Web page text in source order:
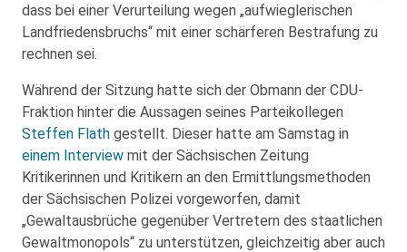
dass bei einer Verurteilung wegen „aufwieglerischen
Landfriedensbruchs“ mit einer schärferen Bestrafung zu
rechnen sei.
Während der Sitzung hatte sich der Obmann der CDU-
Fraktion hinter die Aussagen seines Parteikollegen
Steffen Flath gestellt. Dieser hatte am Samstag in
einem Interview mit der Sächsischen Zeitung
Kritikerinnen und Kritikern an den Ermittlungsmethoden
der Sächsischen Polizei vorgeworfen, damit
„Gewaltausbrüche gegenüber Vertretern des staatlichen
Gewaltmonopols“ zu unterstützen, gleichzeitig aber auch